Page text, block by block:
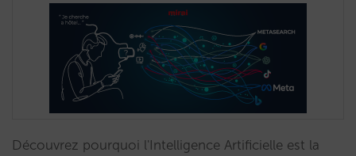
Découvrez pourquoi l'Intelligence Artificielle est la